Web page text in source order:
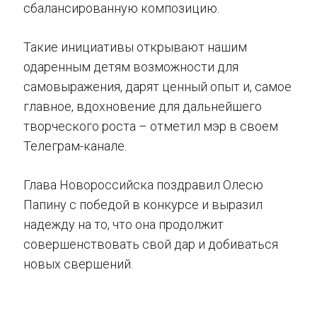
сбалансированную композицию.
Такие инициативы открывают нашим
одаренным детям возможности для
самовыражения, дарят ценный опыт и, самое
главное, вдохновение для дальнейшего
творческого роста – отметил мэр в своем
Телеграм-канале.
Глава Новороссийска поздравил Олесю
Папину с победой в конкурсе и выразил
надежду на то, что она продолжит
совершенствовать свой дар и добиваться
новых свершений.